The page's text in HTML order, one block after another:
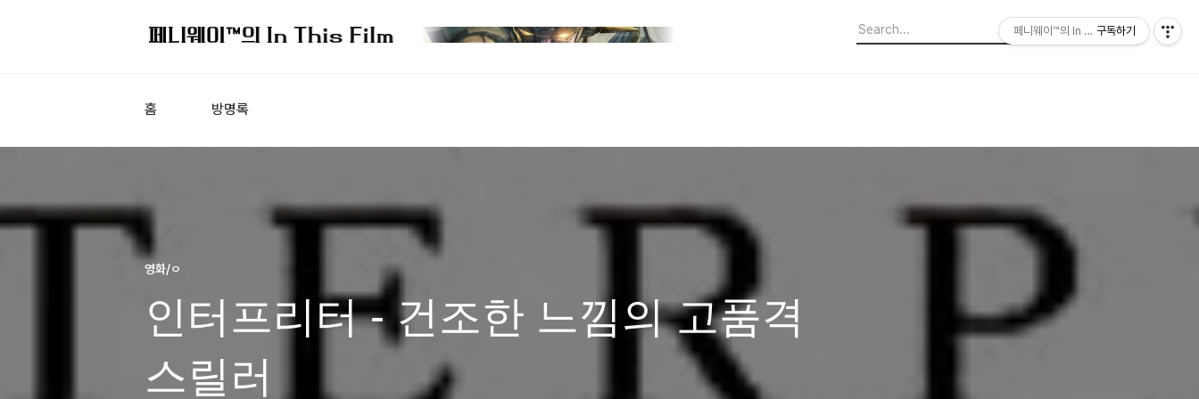
홈 방명록
영화/ㅇ
인터프리터 - 건조한 느낌의 고품격
스릴러
페니웨이™의 In This Film
구독하기